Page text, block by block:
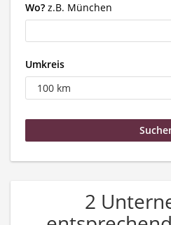
Wo? z.B. München
Umkreis
2